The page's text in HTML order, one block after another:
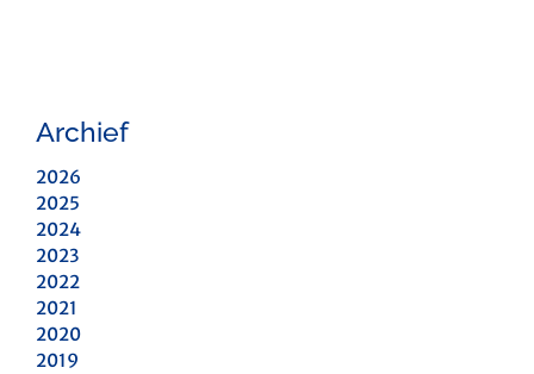
Archief
2026
2025
2024
2023
2022
2021
2020
2019